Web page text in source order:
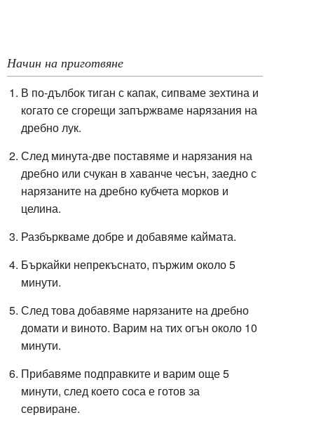
Начин на приготвяне
В по-дълбок тиган с капак, сипваме зехтина и
когато се сгорещи запържваме нарязания на
дребно лук.
След минута-две поставяме и нарязания на
дребно или счукан в хаванче чесън, заедно с
нарязаните на дребно кубчета морков и
целина.
Разбъркваме добре и добавяме каймата.
Бъркайки непрекъснато, пържим около 5
минути.
След това добавяме нарязаните на дребно
домати и виното. Варим на тих огън около 10
минути.
Прибавяме подправките и варим още 5
минути, след което соса е готов за
сервиране.